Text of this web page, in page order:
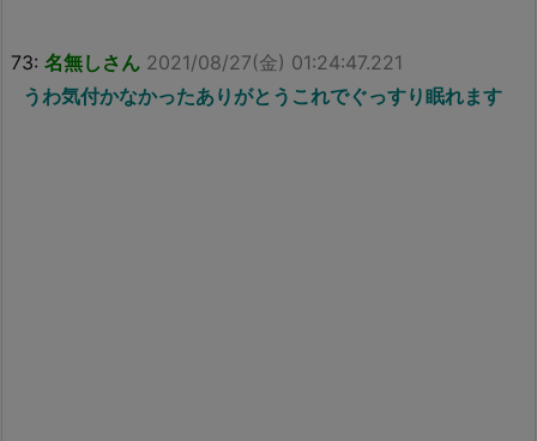
73: 名無しさん 2021/08/27(金) 01:24:47.221
うわ気付かなかったありがとうこれでぐっすり眠れます